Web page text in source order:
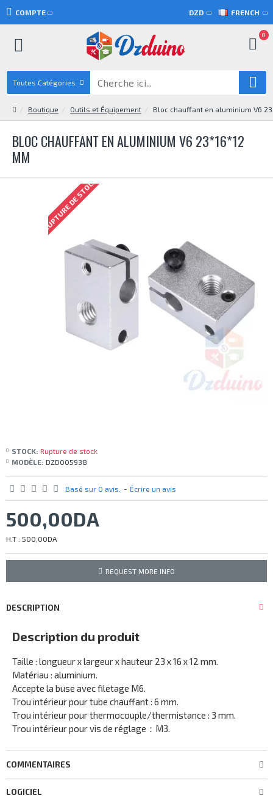
COMPTE DZD FRENCH
0
Toutes Catégories
Boutique Outils et Équipement Bloc chauffant en aluminium V6
BLOC CHAUFFANT EN ALUMINIUM V6 23*16*12
MM
RUPTURE DE STOCK
STOCK: Rupture de stock
MODÈLE: DZD005938
Basé sur 0 avis. - Écrire un avis
500,00DA
H.T : 500,00DA
REQUEST MORE INFO
DESCRIPTION
Description du produit
Taille : longueur x largeur x hauteur 23 x 16 x 12 mm.
Matériau : aluminium.
Accepte la buse avec filetage M6.
Trou intérieur pour tube chauffant : 6 mm.
Trou intérieur pour thermocouple/thermistance : 3 mm.
Trou intérieur pour vis de réglage：M3.
COMMENTAIRES
LOGICIEL